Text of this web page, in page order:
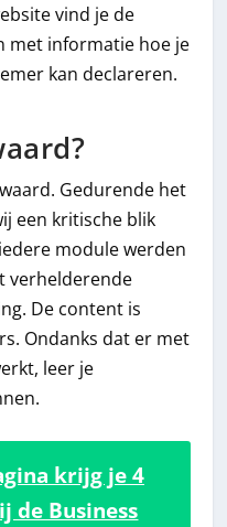
vind je de
met informatie hoe je
kan declareren.
Gedurende het
een kritische blik
module werden
verhelderende
De content is
Ondanks dat er met
leer je
krijg je 4
de Business